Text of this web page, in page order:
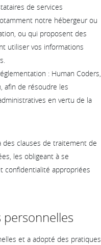
de services
notre hébergeur ou
ou qui proposent des
utiliser vos informations
: Human Coders,
afin de résoudre les
en vertu de la
des clauses de traitement de
les obligeant à se
confidentialité appropriées
et a adopté des pratiques